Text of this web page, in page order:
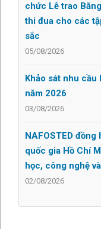
chức Lễ trao
thi đua cho các
sắc
05/08/2026
Khảo sát nhu
năm 2026
03/08/2026
NAFOSTED
quốc gia Hồ Chí
học, công nghệ
02/08/2026